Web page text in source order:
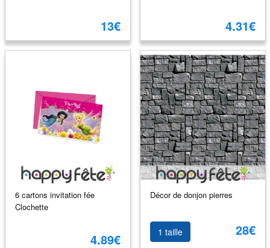
13€ 4.31€
6 cartons invitation fée
Clochette
4.89€
Décor de donjon pierres
1 taille 28€